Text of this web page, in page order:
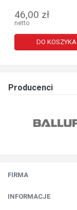
46,00 zł
netto
DO KOSZYKA
Producenci
FIRMA
INFORMACJE